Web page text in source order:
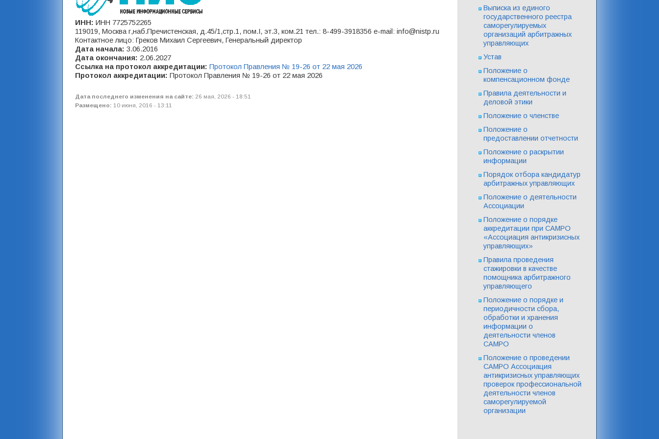
Выписка из единого
государственного реестра
саморегулируемых
организаций арбитражных
управляющих
Устав
Положение о
компенсационном фонде
Правила деятельности и
деловой этики
Положение о членстве
Положение о
предоставлении отчетности
Положение о раскрытии
информации
Порядок отбора кандидатур
арбитражных управляющих
Положение о деятельности
Ассоциации
Положение о порядке
аккредитации при САМРО
«Ассоциация антикризисных
управляющих»
Правила проведения
стажировки в качестве
помощника арбитражного
управляющего
Положение о порядке и
периодичности сбора,
обработки и хранения
информации о
деятельности членов
САМРО
Положение о проведении
САМРО Ассоциация
антикризисных управляющих
проверок профессиональной
деятельности членов
саморегулируемой
организации
ИНН: ИНН 7725752265
119019, Москва г,наб.Пречистенская, д.45/1,стр.1, пом.I, эт.3, ком.21 тел.: 8-499-3918356 e-mail: info@nistp.ru
Контактное лицо: Греков Михаил Сергеевич, Генеральный директор
Дата начала: 3.06.2016
Дата окончания: 2.06.2027
Ссылка на протокол аккредитации: Протокол Правления № 19-26 от 22 мая 2026
Протокол аккредитации: Протокол Правления № 19-26 от 22 мая 2026
Дата последнего изменения на сайте: 26 мая, 2026 - 18:51
Размещено: 10 июня, 2016 - 13:11